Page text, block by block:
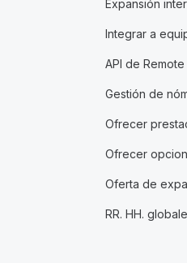
Expansión
Integrar a
API de Remote
Gestión de
Ofrecer
Ofrecer
Oferta de
RR. HH.